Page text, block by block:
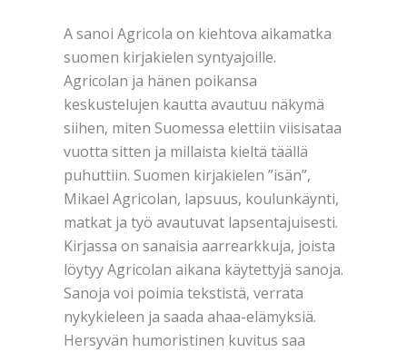
A sanoi Agricola on kiehtova aikamatka
suomen kirjakielen syntyajoille.
Agricolan ja hänen poikansa
keskustelujen kautta avautuu näkymä
siihen, miten Suomessa elettiin viisisataa
vuotta sitten ja millaista kieltä täällä
puhuttiin. Suomen kirjakielen ”isän”,
Mikael Agricolan, lapsuus, koulunkäynti,
matkat ja työ avautuvat lapsentajuisesti.
Kirjassa on sanaisia aarrearkkuja, joista
löytyy Agricolan aikana käytettyjä sanoja.
Sanoja voi poimia tekstistä, verrata
nykykieleen ja saada ahaa-elämyksiä.
Hersyvän humoristinen kuvitus saa